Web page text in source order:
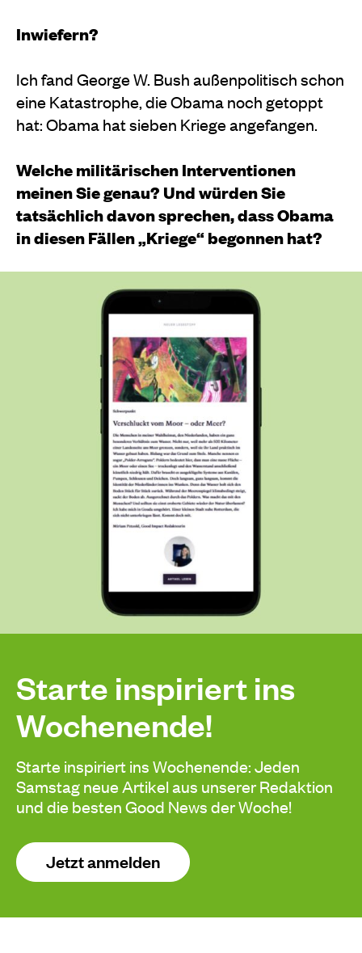
Inwiefern?
Ich fand George W. Bush außenpolitisch schon
eine Katastrophe, die Obama noch getoppt
hat: Obama hat sieben Kriege angefangen.
Welche militärischen Interventionen
meinen Sie genau? Und würden Sie
tatsächlich davon sprechen, dass Obama
in diesen Fällen „Kriege“ begonnen hat?
Starte inspiriert ins
Wochenende!
Starte inspiriert ins Wochenende: Jeden
Samstag neue Artikel aus unserer Redaktion
und die besten Good News der Woche!
Jetzt anmelden